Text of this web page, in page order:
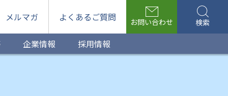
メルマガ よくあるご質問 お問い合わせ 検索
企業情報 採用情報